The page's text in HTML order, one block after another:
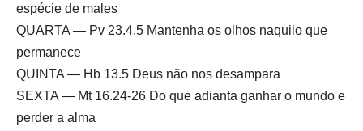
espécie de males
QUARTA — Pv 23.4,5 Mantenha os olhos naquilo que
permanece
QUINTA — Hb 13.5 Deus não nos desampara
SEXTA — Mt 16.24-26 Do que adianta ganhar o mundo e
perder a alma